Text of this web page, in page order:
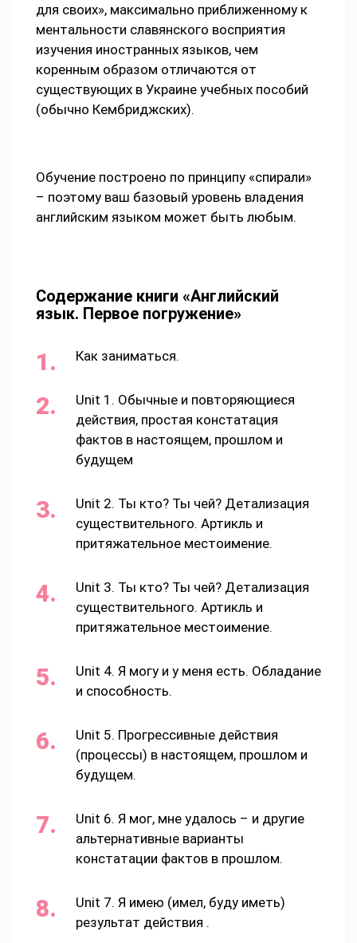
для своих», максимально приближенному к
ментальности славянского восприятия
изучения иностранных языков, чем
коренным образом отличаются от
существующих в Украине учебных пособий
(обычно Кембриджских).
Обучение построено по принципу «спирали»
– поэтому ваш базовый уровень владения
английским языком может быть любым.
Содержание книги «Английский
язык. Первое погружение»
Как заниматься.
Unit 1. Обычные и повторяющиеся
действия, простая констатация
фактов в настоящем, прошлом и
будущем
Unit 2. Ты кто? Ты чей? Детализация
существительного. Артикль и
притяжательное местоимение.
Unit 3. Ты кто? Ты чей? Детализация
существительного. Артикль и
притяжательное местоимение.
Unit 4. Я могу и у меня есть. Обладание
и способность.
Unit 5. Прогрессивные действия
(процессы) в настоящем, прошлом и
будущем.
Unit 6. Я мог, мне удалось – и другие
альтернативные варианты
констатации фактов в прошлом.
Unit 7. Я имею (имел, буду иметь)
результат действия .